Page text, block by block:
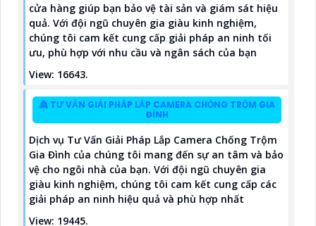
cửa hàng giúp bạn bảo vệ tài sản và giám sát hiệu
quả. Với đội ngũ chuyên gia giàu kinh nghiệm,
chúng tôi cam kết cung cấp giải pháp an ninh tối
ưu, phù hợp với nhu cầu và ngân sách của bạn
View: 16643.
👸 TƯ VẤN GIẢI PHÁP LẮP CAMERA CHỐNG TRỘM GIA
ĐÌNH
Dịch vụ Tư Vấn Giải Pháp Lắp Camera Chống Trộm
Gia Đình của chúng tôi mang đến sự an tâm và bảo
vệ cho ngôi nhà của bạn. Với đội ngũ chuyên gia
giàu kinh nghiệm, chúng tôi cam kết cung cấp các
giải pháp an ninh hiệu quả và phù hợp nhất
View: 19445.